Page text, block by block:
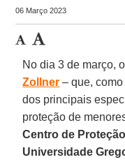
06 Março 2023
No dia 3 de março,
Zollner – que,
dos principais
proteção de
Centro de
Universidade